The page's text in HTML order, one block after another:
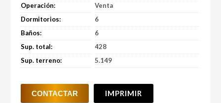
Operación:
Venta
Dormitorios:
6
Baños:
6
Sup. total:
428
Sup. terreno:
5.149
IMPRIMIR